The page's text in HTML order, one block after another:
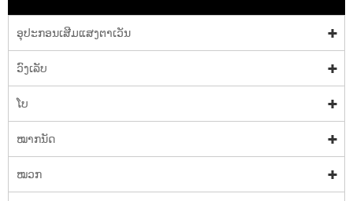
ອຸປະກອນເສີມແສງຕາເວັນ
ວົງເລັບ
ໂບ
ໝາກນັດ
ໝວກ